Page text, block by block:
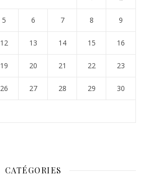
5 6 7 8 9
12 13 14 15 16
19 20 21 22 23
26 27 28 29 30
CATÉGORIES